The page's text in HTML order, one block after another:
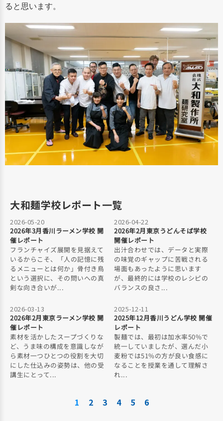
ると思います。
大和麺学校レポート一覧
2026-05-20
2026年3月香川ラーメン学校 開
催レポート
フランチャイズ展開を見据えて
いるからこそ、「人の記憶に残
るメニューとは何か」骨付き鳥
という選択に、その問いへの真
剣な向き合いが...
2026-04-22
2026年2月東京うどんそば学校
開催レポート
出汁合わせでは、データと実際
の味覚のギャップに苦戦される
場面もあったように思います
が、最終的には学校のレシピの
バランスの良さ...
2026-03-13
2026年2月東京ラーメン学校 開
催レポート
素材を活かしたスープづくりな
ど、うま味の構成を意識しなが
ら素材一つひとつの役割を大切
にした仕込みの姿勢は、他の受
講生にとって...
2025-12-11
2025年12月香川うどん学校 開催
レポート
製麺では、最初は加水率50%で
統一していましたが、選んだ小
麦粉では51%の方が良い食感に
なることを授業を通して理解さ
れ...
1 2 3 4 5 6